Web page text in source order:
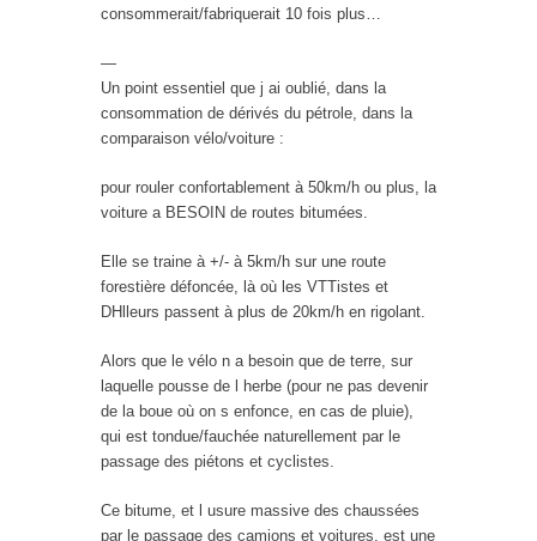
consommerait/fabriquerait 10 fois plus…
—
Un point essentiel que j ai oublié, dans la
consommation de dérivés du pétrole, dans la
comparaison vélo/voiture :
pour rouler confortablement à 50km/h ou plus, la
voiture a BESOIN de routes bitumées.
Elle se traine à +/- à 5km/h sur une route
forestière défoncée, là où les VTTistes et
DHlleurs passent à plus de 20km/h en rigolant.
Alors que le vélo n a besoin que de terre, sur
laquelle pousse de l herbe (pour ne pas devenir
de la boue où on s enfonce, en cas de pluie),
qui est tondue/fauchée naturellement par le
passage des piétons et cyclistes.
Ce bitume, et l usure massive des chaussées
par le passage des camions et voitures, est une